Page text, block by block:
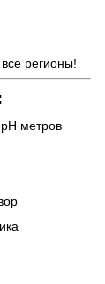
регионы!
метров